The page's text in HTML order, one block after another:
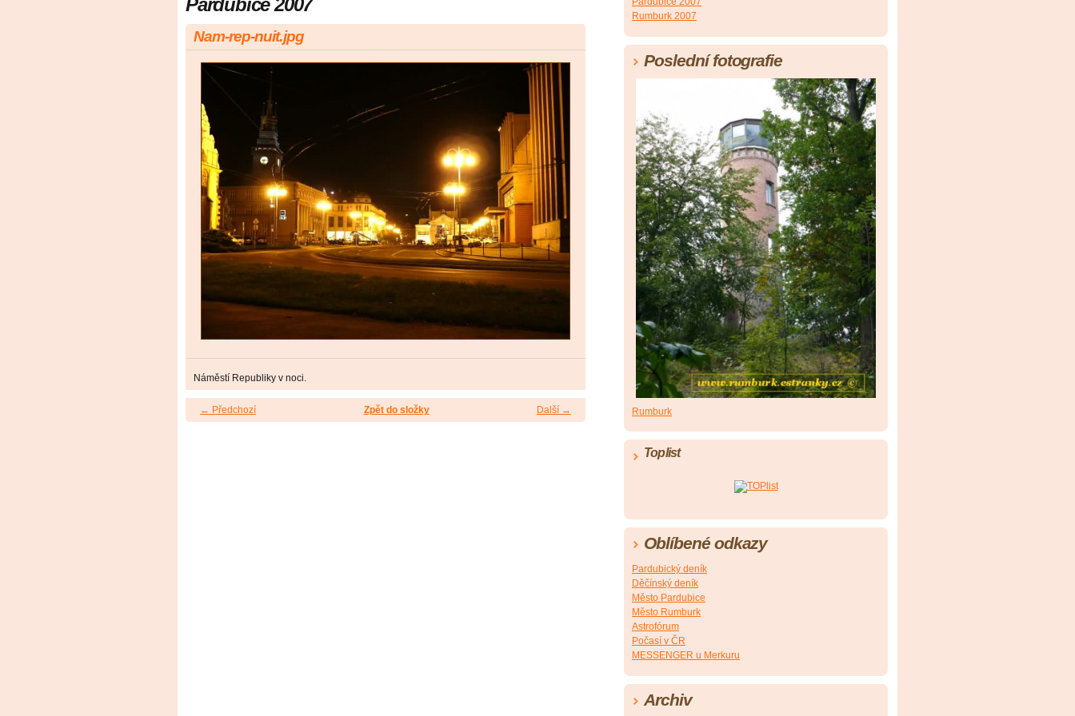
Pardubice 2007
Nam-rep-nuit.jpg
Náměstí Republiky v noci.
← Předchozí Další →
Zpět do složky
Rumburk 2007
Poslední fotografie
Rumburk
Toplist
Oblíbené odkazy
Pardubický deník
Děčínský deník
Město Pardubice
Město Rumburk
Astrofórum
Počasí v ČR
MESSENGER u Merkuru
Archiv